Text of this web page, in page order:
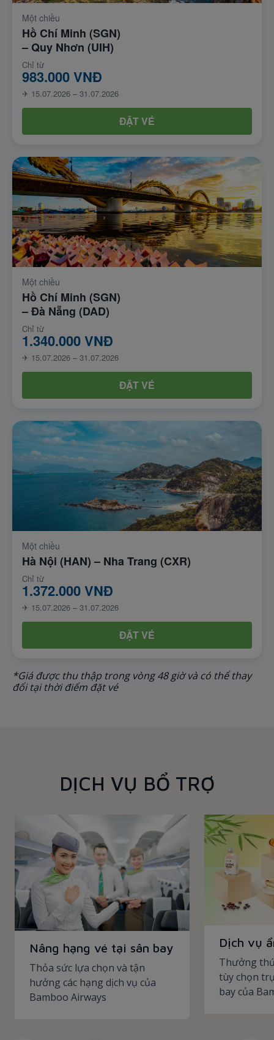
Một chiều
Hồ Chí Minh (SGN)
– Quy Nhơn (UIH)
Chỉ từ
983.000 VNĐ
✈ 15.07.2026 – 31.07.2026
ĐẶT VÉ
Một chiều
Hồ Chí Minh (SGN)
– Đà Nẵng (DAD)
Chỉ từ
1.340.000 VNĐ
✈ 15.07.2026 – 31.07.2026
ĐẶT VÉ
Một chiều
Hà Nội (HAN) – Nha Trang (CXR)
Chỉ từ
1.372.000 VNĐ
✈ 15.07.2026 – 31.07.2026
ĐẶT VÉ
*Giá được thu thập trong vòng 48 giờ và có thể thay
đổi tại thời điểm đặt vé
DỊCH VỤ BỔ TRỢ
Nâng hạng vé tại sân bay
Thỏa sức lựa chọn và tận
hưởng các hạng dịch vụ của
Bamboo Airways
Dịch vụ
Thưởng
tùy chọn
bay của